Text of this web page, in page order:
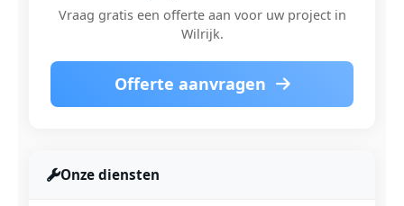
Vraag gratis een offerte aan voor uw project in
Wilrijk.
Offerte aanvragen
Onze diensten